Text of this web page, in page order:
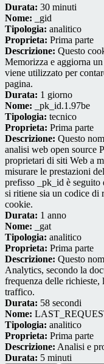
Durata: 30 minuti
Nome: _gid
Tipologia: analitico
Proprieta: Prima parte
Descrizione: Questo
Memorizza e aggiorna
viene utilizzato per
pagina.
Durata: 1 giorno
Nome: _pk_id.1.97be
Tipologia: tecnico
Proprieta: Prima parte
Descrizione: Questo
analisi web open source
proprietari di siti Web a
misurare le prestazioni
prefisso _pk_id è seguito
si ritiene sia un codice di
cookie.
Durata: 1 anno
Nome: _gat
Tipologia: analitico
Proprieta: Prima parte
Descrizione: Questo
Analytics, secondo la
frequenza delle
traffico.
Durata: 58 secondi
Nome:
Tipologia: analitico
Proprieta: Prima parte
Descrizione: Analisi e
Durata: 5 minuti